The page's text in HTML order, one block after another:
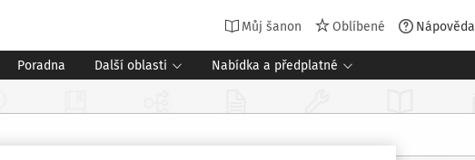
Můj šanon Oblíbené Nápověda
Poradna Další oblasti Nabídka a předplatné